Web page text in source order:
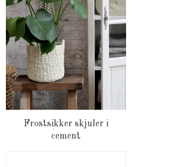
Frostsikker skjuler i
cement